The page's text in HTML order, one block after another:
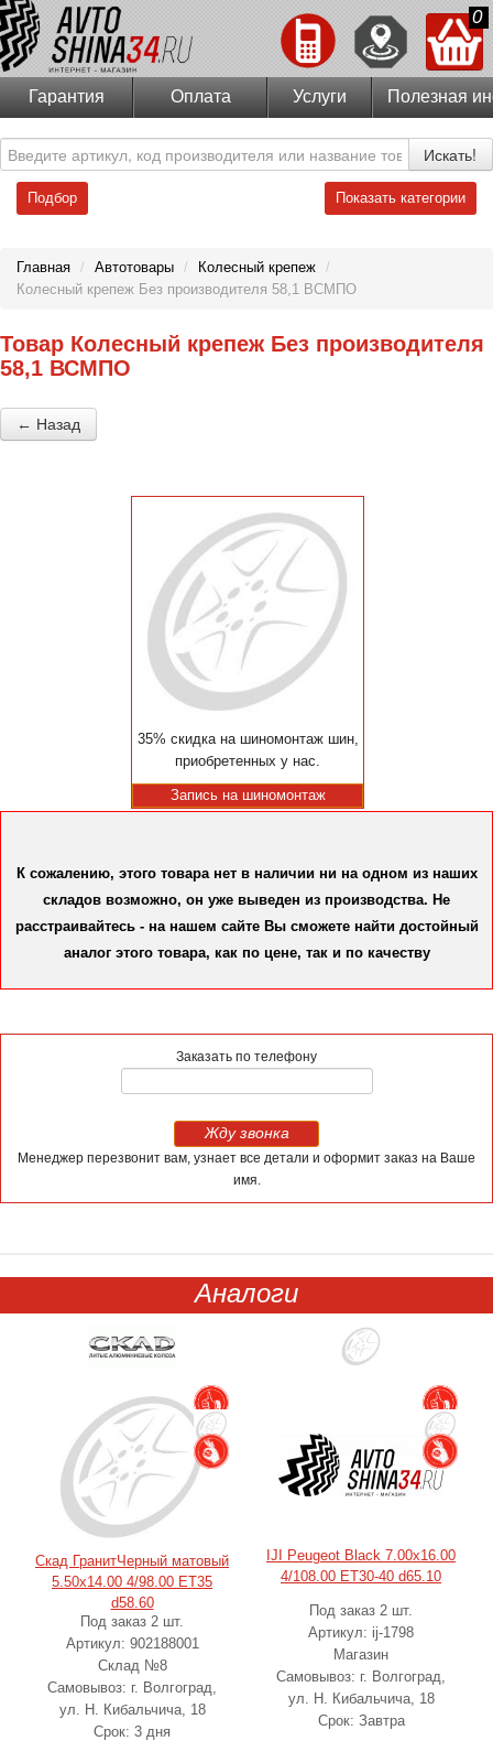
0
Гарантия Оплата Услуги Полезная
Искать!
Подбор Показать категории
Главная / Автотовары / Колесный крепеж /
Колесный крепеж Без производителя 58,1 ВСМПО
Товар Колесный крепеж Без производителя
58,1 ВСМПО
← Назад
35% скидка на шиномонтаж шин,
приобретенных у нас.
Запись на шиномонтаж
К сожалению, этого товара нет в наличии ни на одном из наших
складов возможно, он уже выведен из производства. Не
расстраивайтесь - на нашем сайте Вы сможете найти достойный
аналог этого товара, как по цене, так и по качеству
Заказать по телефону
Жду звонка
Менеджер перезвонит вам, узнает все детали и оформит заказ на Ваше
имя.
Аналоги
Скад ГранитЧерный матовый
5.50x14.00 4/98.00 ET35
d58.60
Под заказ 2 шт.
Артикул: 902188001
Склад №8
Самовывоз: г. Волгоград,
ул. Н. Кибальчича, 18
Срок: 3 дня
IJI Peugeot Black 7.00x16.00
4/108.00 ET30-40 d65.10
Под заказ 2 шт.
Артикул: ij-1798
Магазин
Самовывоз: г. Волгоград,
ул. Н. Кибальчича, 18
Срок: Завтра